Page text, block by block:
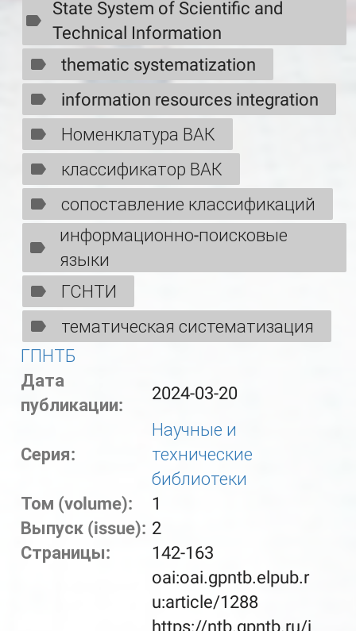
State System of Scientific and
Technical Information
thematic systematization
information resources integration
Номенклатура ВАК
классификатор ВАК
сопоставление классификаций
информационно-поисковые
языки
ГСНТИ
тематическая систематизация
ГПНТБ
Дата
публикации:
2024-03-20
Серия:
Научные и
технические
библиотеки
Том (volume):
1
Выпуск (issue): 2
Страницы:
142-163
oai:oai.gpntb.elpub.r
u:article/1288
https://ntb.gpntb.ru/j